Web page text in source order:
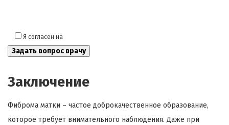
Я согласен на
Заключение
Фиброма матки – частое доброкачественное образование,
которое требует внимательного наблюдения. Даже при